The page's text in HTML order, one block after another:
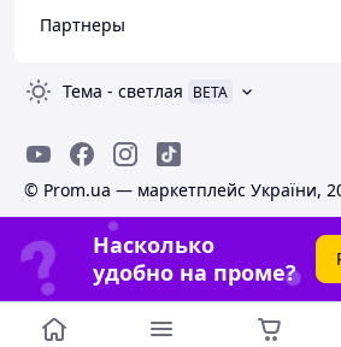
Партнеры
Тема - светлая BETA
© Prom.ua — маркетплейс України,
Насколько
удобно на проме?